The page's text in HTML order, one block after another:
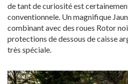
de tant de curiosité est
conventionnele. Un magnifique
combinant avec des roues Rotor
protections de dessous de caisse
très spéciale.